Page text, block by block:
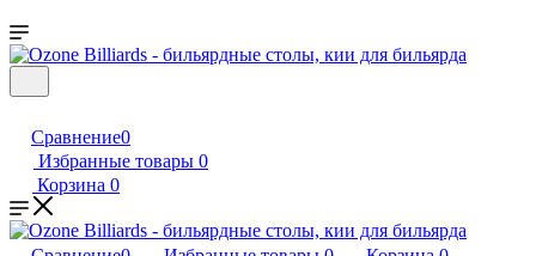
Сравнение0
Избранные товары 0
Корзина 0